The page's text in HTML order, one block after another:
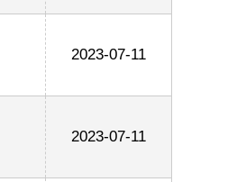
2023-07-11
2023-07-11